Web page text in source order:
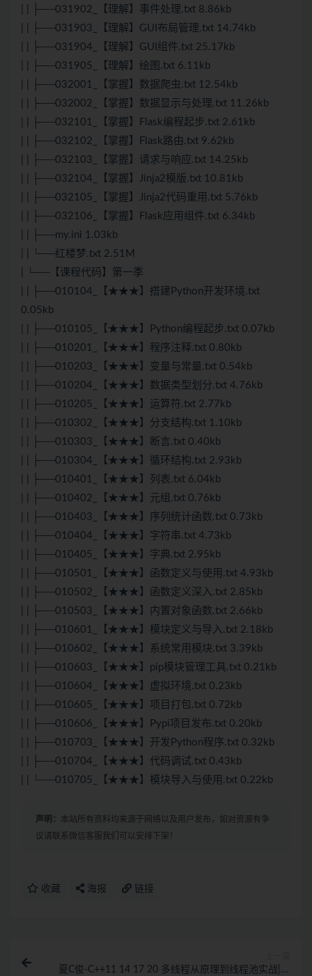
| | ├──031902_【理解】事件处理.txt 8.86kb
| | ├──031903_【理解】GUI布局管理.txt 14.74kb
| | ├──031904_【理解】GUI组件.txt 25.17kb
| | ├──031905_【理解】绘图.txt 6.11kb
| | ├──032001_【掌握】数据爬虫.txt 12.54kb
| | ├──032002_【掌握】数据显示与处理.txt 11.26kb
| | ├──032101_【掌握】Flask编程起步.txt 2.61kb
| | ├──032102_【掌握】Flask路由.txt 9.62kb
| | ├──032103_【掌握】请求与响应.txt 14.25kb
| | ├──032104_【掌握】Jinja2模版.txt 10.81kb
| | ├──032105_【掌握】Jinja2代码重用.txt 5.76kb
| | ├──032106_【掌握】Flask应用组件.txt 6.34kb
| | ├──my.ini 1.03kb
| | └──红楼梦.txt 2.51M
| └──【课程代码】第一季
| | ├──010104_【★★★】搭建Python开发环境.txt
0.05kb
| | ├──010105_【★★★】Python编程起步.txt 0.07kb
| | ├──010201_【★★★】程序注释.txt 0.80kb
| | ├──010203_【★★★】变量与常量.txt 0.54kb
| | ├──010204_【★★★】数据类型划分.txt 4.76kb
| | ├──010205_【★★★】运算符.txt 2.77kb
| | ├──010302_【★★★】分支结构.txt 1.10kb
| | ├──010303_【★★★】断言.txt 0.40kb
| | ├──010304_【★★★】循环结构.txt 2.93kb
| | ├──010401_【★★★】列表.txt 6.04kb
| | ├──010402_【★★★】元组.txt 0.76kb
| | ├──010403_【★★★】序列统计函数.txt 0.73kb
| | ├──010404_【★★★】字符串.txt 4.73kb
| | ├──010405_【★★★】字典.txt 2.95kb
| | ├──010501_【★★★】函数定义与使用.txt 4.93kb
| | ├──010502_【★★★】函数定义深入.txt 2.85kb
| | ├──010503_【★★★】内置对象函数.txt 2.66kb
| | ├──010601_【★★★】模块定义与导入.txt 2.18kb
| | ├──010602_【★★★】系统常用模块.txt 3.39kb
| | ├──010603_【★★★】pip模块管理工具.txt 0.21kb
| | ├──010604_【★★★】虚拟环境.txt 0.23kb
| | ├──010605_【★★★】项目打包.txt 0.72kb
| | ├──010606_【★★★】Pypi项目发布.txt 0.20kb
| | ├──010703_【★★★】开发Python程序.txt 0.32kb
| | ├──010704_【★★★】代码调试.txt 0.43kb
| | └──010705_【★★★】模块导入与使用.txt 0.22kb
声明： 本站所有资料均来源于网络以及用户发布，如对资源有争
议请联系微信客服我们可以安排下架！
收藏 海报 链接
夏C俊-C++11 14 17 20 多线程从原理到线程池实战|完